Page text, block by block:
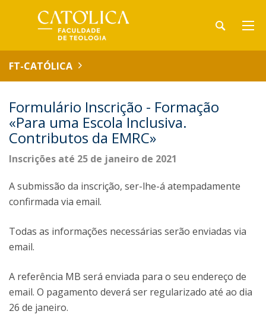
FT-CATÓLICA
Formulário Inscrição - Formação
«Para uma Escola Inclusiva.
Contributos da EMRC»
Inscrições até 25 de janeiro de 2021
A submissão da inscrição, ser-lhe-á atempadamente
confirmada via email.
Todas as informações necessárias serão enviadas via
email.
A referência MB será enviada para o seu endereço de
email. O pagamento deverá ser regularizado até ao dia
26 de janeiro.